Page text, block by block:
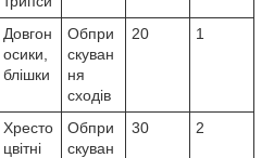
Довгон
осики,
блішки
Обпри
скуван
ня
сходів
20 1
Хресто
цвітні
Обпри
скуван
30 2